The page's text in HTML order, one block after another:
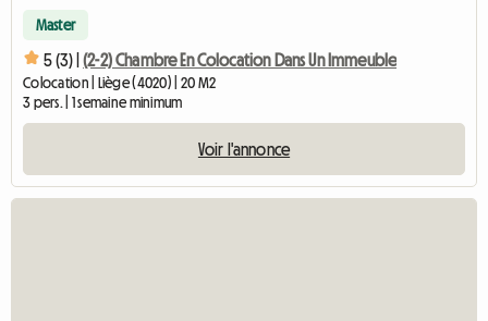
Master
5 (3) | (2-2) Chambre En Colocation Dans Un Immeuble
Colocation | Liège (4020) | 20 M2
3 pers. | 1 semaine minimum
Voir l'annonce